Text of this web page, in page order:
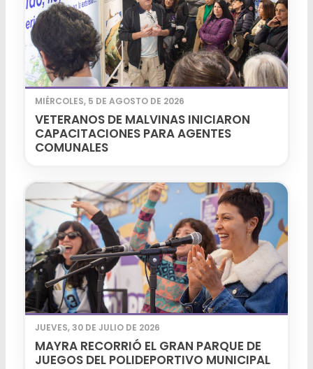
MIÉRCOLES, 5 DE AGOSTO DE 2026
VETERANOS DE MALVINAS INICIARON
CAPACITACIONES PARA AGENTES
COMUNALES
JUEVES, 30 DE JULIO DE 2026
MAYRA RECORRIÓ EL GRAN PARQUE DE
JUEGOS DEL POLIDEPORTIVO MUNICIPAL